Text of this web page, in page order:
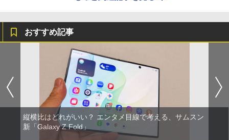
おすすめ記事
縦横比はどれがいい？ エンタメ目線で考える、サムスン
新「Galaxy Z Fold」